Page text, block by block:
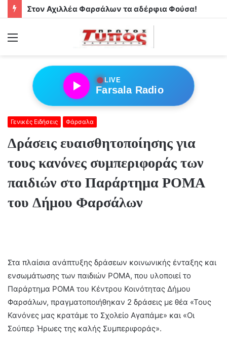
Στον Αχιλλέα Φαρσάλων τα αδέρφια Φούσα!
●LIVE
Farsala Radio
Γενικές Ειδήσεις Φάρσαλα
Δράσεις ευαισθητοποίησης για
τους κανόνες συμπεριφοράς των
παιδιών στο Παράρτημα ΡΟΜΑ
του Δήμου Φαρσάλων
Στα πλαίσια ανάπτυξης δράσεων κοινωνικής ένταξης και
ενσωμάτωσης των παιδιών ΡΟΜΑ, που υλοποιεί το
Παράρτημα ΡΟΜΑ του Κέντρου Κοινότητας Δήμου
Φαρσάλων, πραγματοποιήθηκαν 2 δράσεις με θέα «Τους
Κανόνες μας κρατάμε το Σχολείο Αγαπάμε» και «Οι
Σούπερ Ήρωες της καλής Συμπεριφοράς».